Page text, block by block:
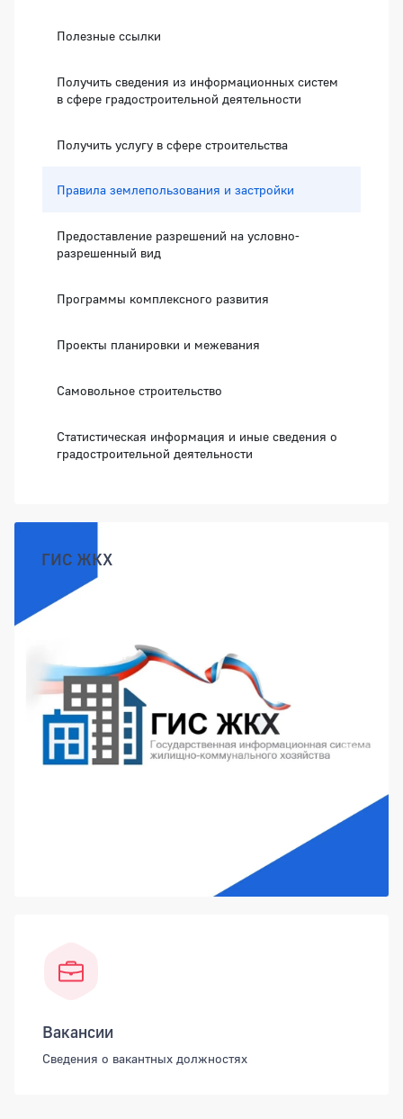
Полезные ссылки
Получить сведения из информационных систем
в сфере градостроительной деятельности
Получить услугу в сфере строительства
Правила землепользования и застройки
Предоставление разрешений на условно-
разрешенный вид
Программы комплексного развития
Проекты планировки и межевания
Самовольное строительство
Статистическая информация и иные сведения о
градостроительной деятельности
ГИС ЖКХ
Вакансии
Сведения о вакантных должностях